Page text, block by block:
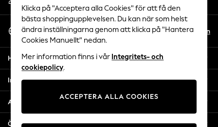
50 - 92cm
98 - 110cm
116 - 134cm
140 - 174cm
Trending: Top & Short Sets
Trending: Clogs
All Clothing
Coats & Jackets
Sweatshirts & Hoodies
Logga in på ditt konto
Välj Språk
Svenska
Sv En
Hjälp
Integritet & Juridik
Avdelningar
Övriga tjänster
Klicka på "Acceptera alla Cookies" för att få den
bästa shoppingupplevelsen. Du kan när som helst
ändra inställningarna genom att klicka på "Hantera
Cookies Manuellt" nedan.
Mer information finns i vår Integritets- och
cookiepolicy.
ACCEPTERA ALLA COOKIES